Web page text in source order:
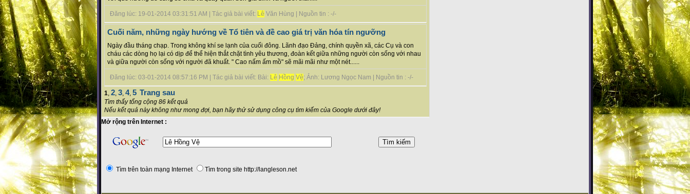
Đăng lúc: 19-01-2014 03:31:51 AM | Tác giả bài viết: Lê Văn Hùng | Nguồn tin : -/-
Cuối năm, những ngày hướng về Tổ tiên và đề cao giá trị văn hóa tín ngưỡng
Ngày đầu tháng chạp. Trong không khí se lạnh của cuối đông. Lãnh đạo Đảng, chính quyền xã, các Cụ và con
cháu các dòng họ lại có dịp để thể hiện thắt chặt tình yêu thương, đoàn kết giữa những người còn sống với nhau
và giữa người còn sống với người đã khuất. " Cao nấm ấm mồ" sẽ mãi mãi như một nét......
Đăng lúc: 03-01-2014 08:57:16 PM | Tác giả bài viết: Bài: Lê Hồng Vệ; Ảnh: Lương Ngọc Nam | Nguồn tin : -/-
1, 2, 3, 4, 5 Trang sau
Tìm thấy tổng cộng 86 kết quả
Nếu kết quả này không như mong đợi, bạn hãy thử sử dụng công cụ tìm kiếm của Google dưới đây!
Mở rộng trên Internet :
Tìm trên toàn mạng Internet Tìm trong site http://langleson.net